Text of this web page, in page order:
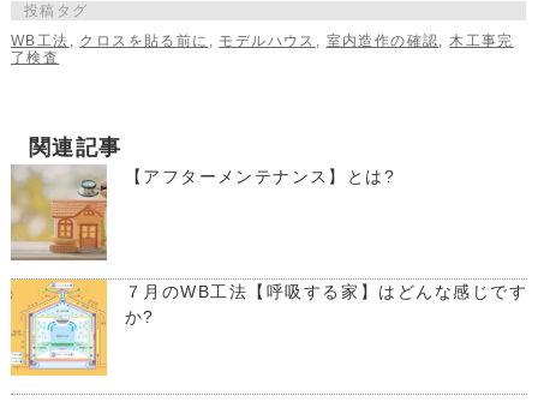
投稿タグ
WB工法
クロスを貼る前に モデルハウス 室内造作の確認
木工事完
了検査
関連記事
【アフターメンテナンス】とは?
７月のWB工法【呼吸する家】はどんな感じです
か?